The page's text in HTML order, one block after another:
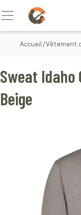
Allez au contenu
Basculer la navigation
Accueil Vêtement
Sweat Idaho
Beige